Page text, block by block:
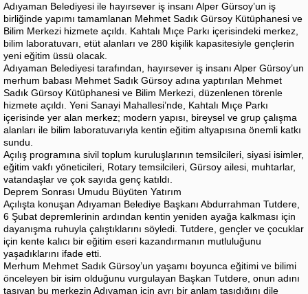
Adıyaman Belediyesi ile hayırsever iş insanı Alper Gürsoy’un iş
birliğinde yapımı tamamlanan Mehmet Sadık Gürsoy Kütüphanesi ve
Bilim Merkezi hizmete açıldı. Kahtalı Mıçe Parkı içerisindeki merkez,
bilim laboratuvarı, etüt alanları ve 280 kişilik kapasitesiyle gençlerin
yeni eğitim üssü olacak.
Adıyaman Belediyesi tarafından, hayırsever iş insanı Alper Gürsoy’un
merhum babası Mehmet Sadık Gürsoy adına yaptırılan Mehmet
Sadık Gürsoy Kütüphanesi ve Bilim Merkezi, düzenlenen törenle
hizmete açıldı. Yeni Sanayi Mahallesi’nde, Kahtalı Mıçe Parkı
içerisinde yer alan merkez; modern yapısı, bireysel ve grup çalışma
alanları ile bilim laboratuvarıyla kentin eğitim altyapısına önemli katkı
sundu.
Açılış programına sivil toplum kuruluşlarının temsilcileri, siyasi isimler,
eğitim vakfı yöneticileri, Rotary temsilcileri, Gürsoy ailesi, muhtarlar,
vatandaşlar ve çok sayıda genç katıldı.
Deprem Sonrası Umudu Büyüten Yatırım
Açılışta konuşan Adıyaman Belediye Başkanı Abdurrahman Tutdere,
6 Şubat depremlerinin ardından kentin yeniden ayağa kalkması için
dayanışma ruhuyla çalıştıklarını söyledi. Tutdere, gençler ve çocuklar
için kente kalıcı bir eğitim eseri kazandırmanın mutluluğunu
yaşadıklarını ifade etti.
Merhum Mehmet Sadık Gürsoy’un yaşamı boyunca eğitimi ve bilimi
önceleyen bir isim olduğunu vurgulayan Başkan Tutdere, onun adını
taşıyan bu merkezin Adıyaman için ayrı bir anlam taşıdığını dile